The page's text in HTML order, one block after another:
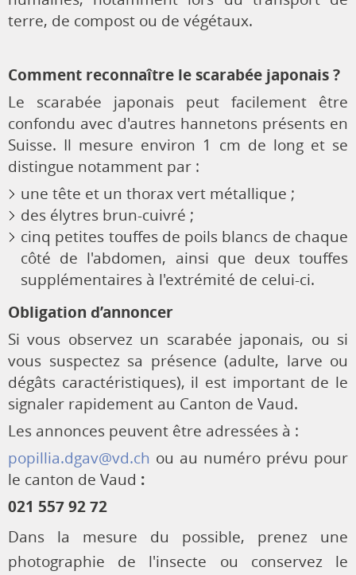
terre, de compost ou de végétaux.
Comment reconnaître le scarabée japonais ?
Le scarabée japonais peut facilement être
confondu avec d'autres hannetons présents en
Suisse. Il mesure environ 1 cm de long et se
distingue notamment par :
une tête et un thorax vert métallique ;
des élytres brun-cuivré ;
cinq petites touffes de poils blancs de chaque
côté de l'abdomen, ainsi que deux touffes
supplémentaires à l'extrémité de celui-ci.
Obligation d’annoncer
Si vous observez un scarabée japonais, ou si
vous suspectez sa présence (adulte, larve ou
dégâts caractéristiques), il est important de le
signaler rapidement au Canton de Vaud.
Les annonces peuvent être adressées à :
popillia.dgav@vd.ch ou au numéro prévu pour
le canton de Vaud :
021 557 92 72
Dans la mesure du possible, prenez une
photographie de l'insecte ou conservez le